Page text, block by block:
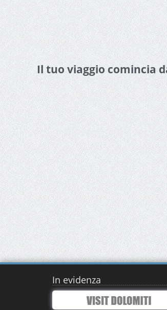
Il tuo viaggio comincia
In evidenza